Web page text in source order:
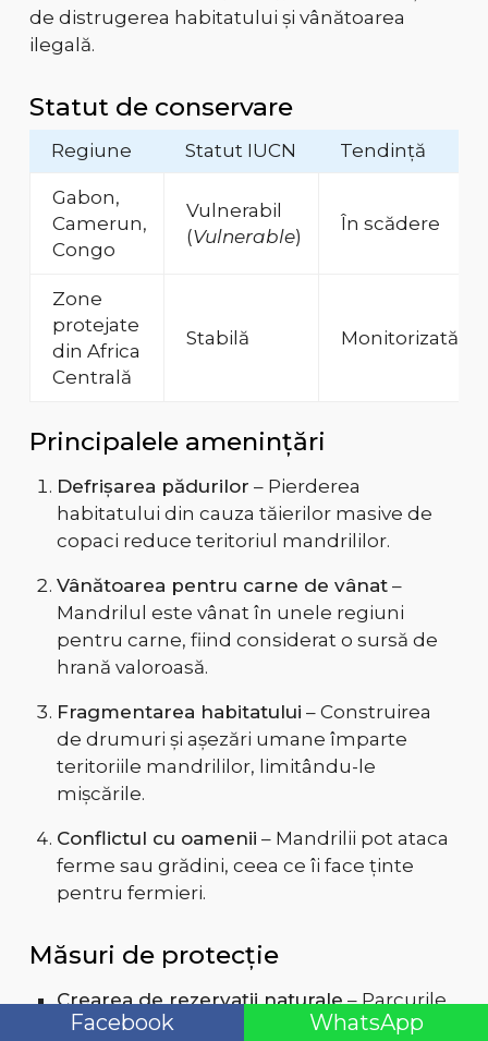
de distrugerea habitatului și vânătoarea
ilegală.
Statut de conservare
Regiune Statut IUCN Tendință
Gabon,
Camerun,
Congo
Vulnerabil
(Vulnerable)
În scădere
Zone
protejate
din Africa
Centrală
Stabilă Monitorizată
Principalele amenințări
Defrișarea pădurilor – Pierderea
habitatului din cauza tăierilor masive de
copaci reduce teritoriul mandrililor.
Vânătoarea pentru carne de vânat–
Mandrilul este vânat în unele regiuni
pentru carne, fiind considerat o sursă de
hrană valoroasă.
Fragmentarea habitatului – Construirea
de drumuri și așezări umane împarte
teritoriile mandrililor, limitându-le
mișcările.
Conflictul cu oamenii – Mandrilii pot ataca
ferme sau grădini, ceea ce îi face ținte
pentru fermieri.
Măsuri de protecție
Crearea de rezervații naturale– Parcurile
naționale din Gabon și Camerun
Facebook WhatsApp